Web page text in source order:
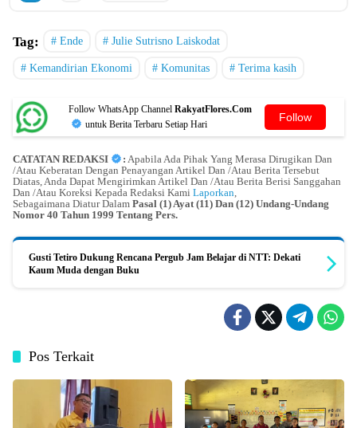
Tag: Ende Julie Sutrisno Laiskodat
Kemandirian Ekonomi Komunitas Terima kasih
Follow WhatsApp Channel RakyatFlores.Com
untuk Berita Terbaru Setiap Hari
Follow
CATATAN REDAKSI : Apabila Ada Pihak Yang Merasa Dirugikan Dan
/Atau Keberatan Dengan Penayangan Artikel Dan /Atau Berita Tersebut
Diatas, Anda Dapat Mengirimkan Artikel Dan /Atau Berita Berisi Sanggahan
Dan /Atau Koreksi Kepada Redaksi Kami Laporkan,
Sebagaimana Diatur Dalam Pasal (1) Ayat (11) Dan (12) Undang-Undang
Nomor 40 Tahun 1999 Tentang Pers.
Gusti Tetiro Dukung Rencana Pergub Jam Belajar di NTT: Dekati
Kaum Muda dengan Buku
Pos Terkait